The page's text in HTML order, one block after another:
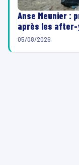
Anse Meunier :
après les after-
05/08/2026